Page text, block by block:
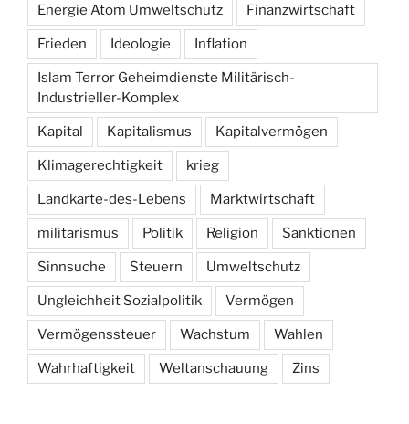
Energie Atom Umweltschutz Finanzwirtschaft
Frieden Ideologie Inflation
Islam Terror Geheimdienste Militärisch-
Industrieller-Komplex
Kapital Kapitalismus Kapitalvermögen
Klimagerechtigkeit krieg
Landkarte-des-Lebens Marktwirtschaft
militarismus Politik Religion Sanktionen
Sinnsuche Steuern Umweltschutz
Ungleichheit Sozialpolitik Vermögen
Vermögenssteuer Wachstum Wahlen
Wahrhaftigkeit Weltanschauung Zins